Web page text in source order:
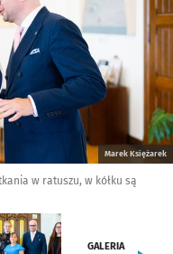
Marek Księżarek
w ratuszu, w kółku są
GALERIA